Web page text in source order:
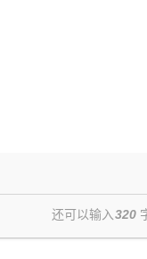
还可以输入320